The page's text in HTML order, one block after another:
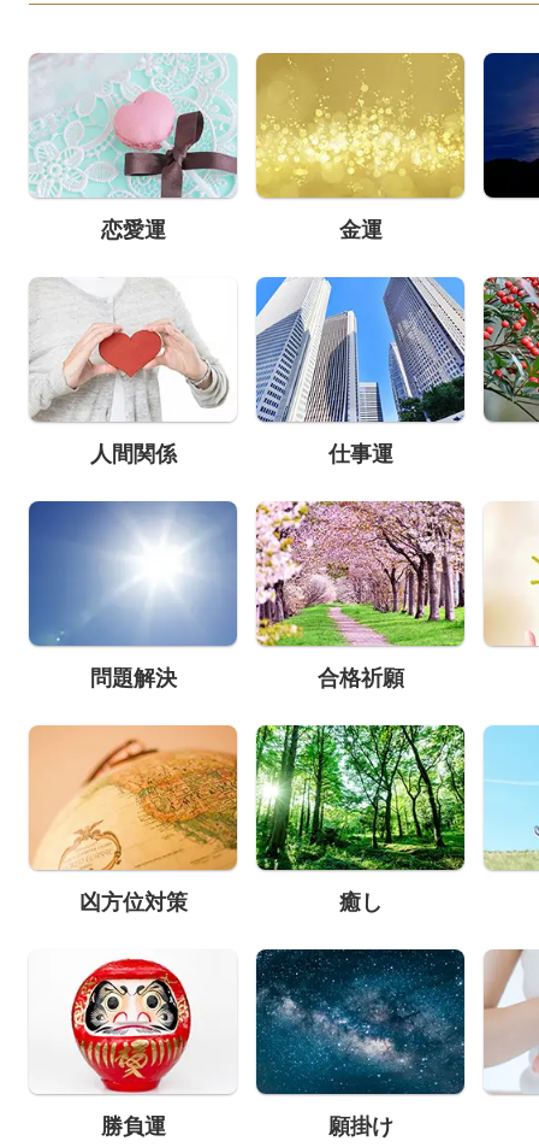
恋愛運 金運
人間関係 仕事運
問題解決 合格祈願
凶方位対策 癒し
勝負運 願掛け